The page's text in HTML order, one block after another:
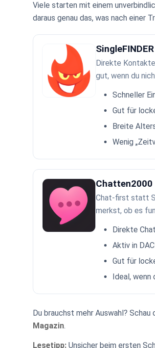
Viele starten mit einem
daraus genau das, was nach einer
SingleFINDER
Direkte
gut, wenn du
Schneller
Gut für
Breite
Wenig
Chatten2000
Chat-first statt
merkst, ob es
Direkte
Aktiv in
Gut für
Ideal,
Du brauchst mehr Auswahl? Schau
Magazin.
Lesetipp: Unsicher beim ersten